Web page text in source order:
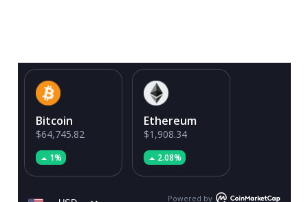
Bitcoin
$64,745.82
1%
Ethereum
$1,908.34
2.08%
Powered by